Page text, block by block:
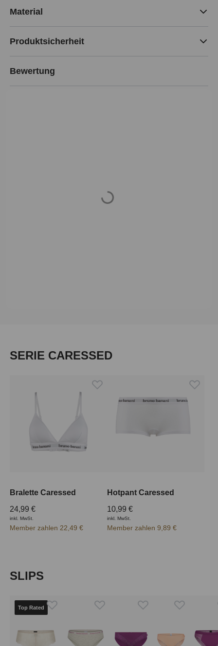
Material
Produktsicherheit
Bewertung
Loading...
Produktgalerie überspringen
SERIE CARESSED
Bralette Caressed
24,99 €
inkl. MwSt.
Member zahlen 22,49 €
Hotpant Caressed
10,99 €
inkl. MwSt.
Member zahlen 9,89 €
Produktgalerie überspringen
SLIPS
Top Rated